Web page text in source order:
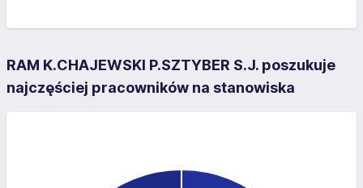
RAM K.CHAJEWSKI P.SZTYBER S.J. poszukuje
najczęściej pracowników na stanowiska